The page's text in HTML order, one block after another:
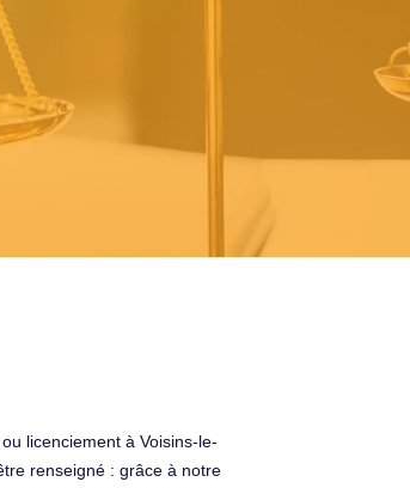
licenciement à Voisins-le-
renseigné : grâce à notre